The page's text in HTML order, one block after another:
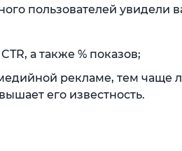
пользователей увидели
а также % показов;
рекламе, тем чаще
его известность.